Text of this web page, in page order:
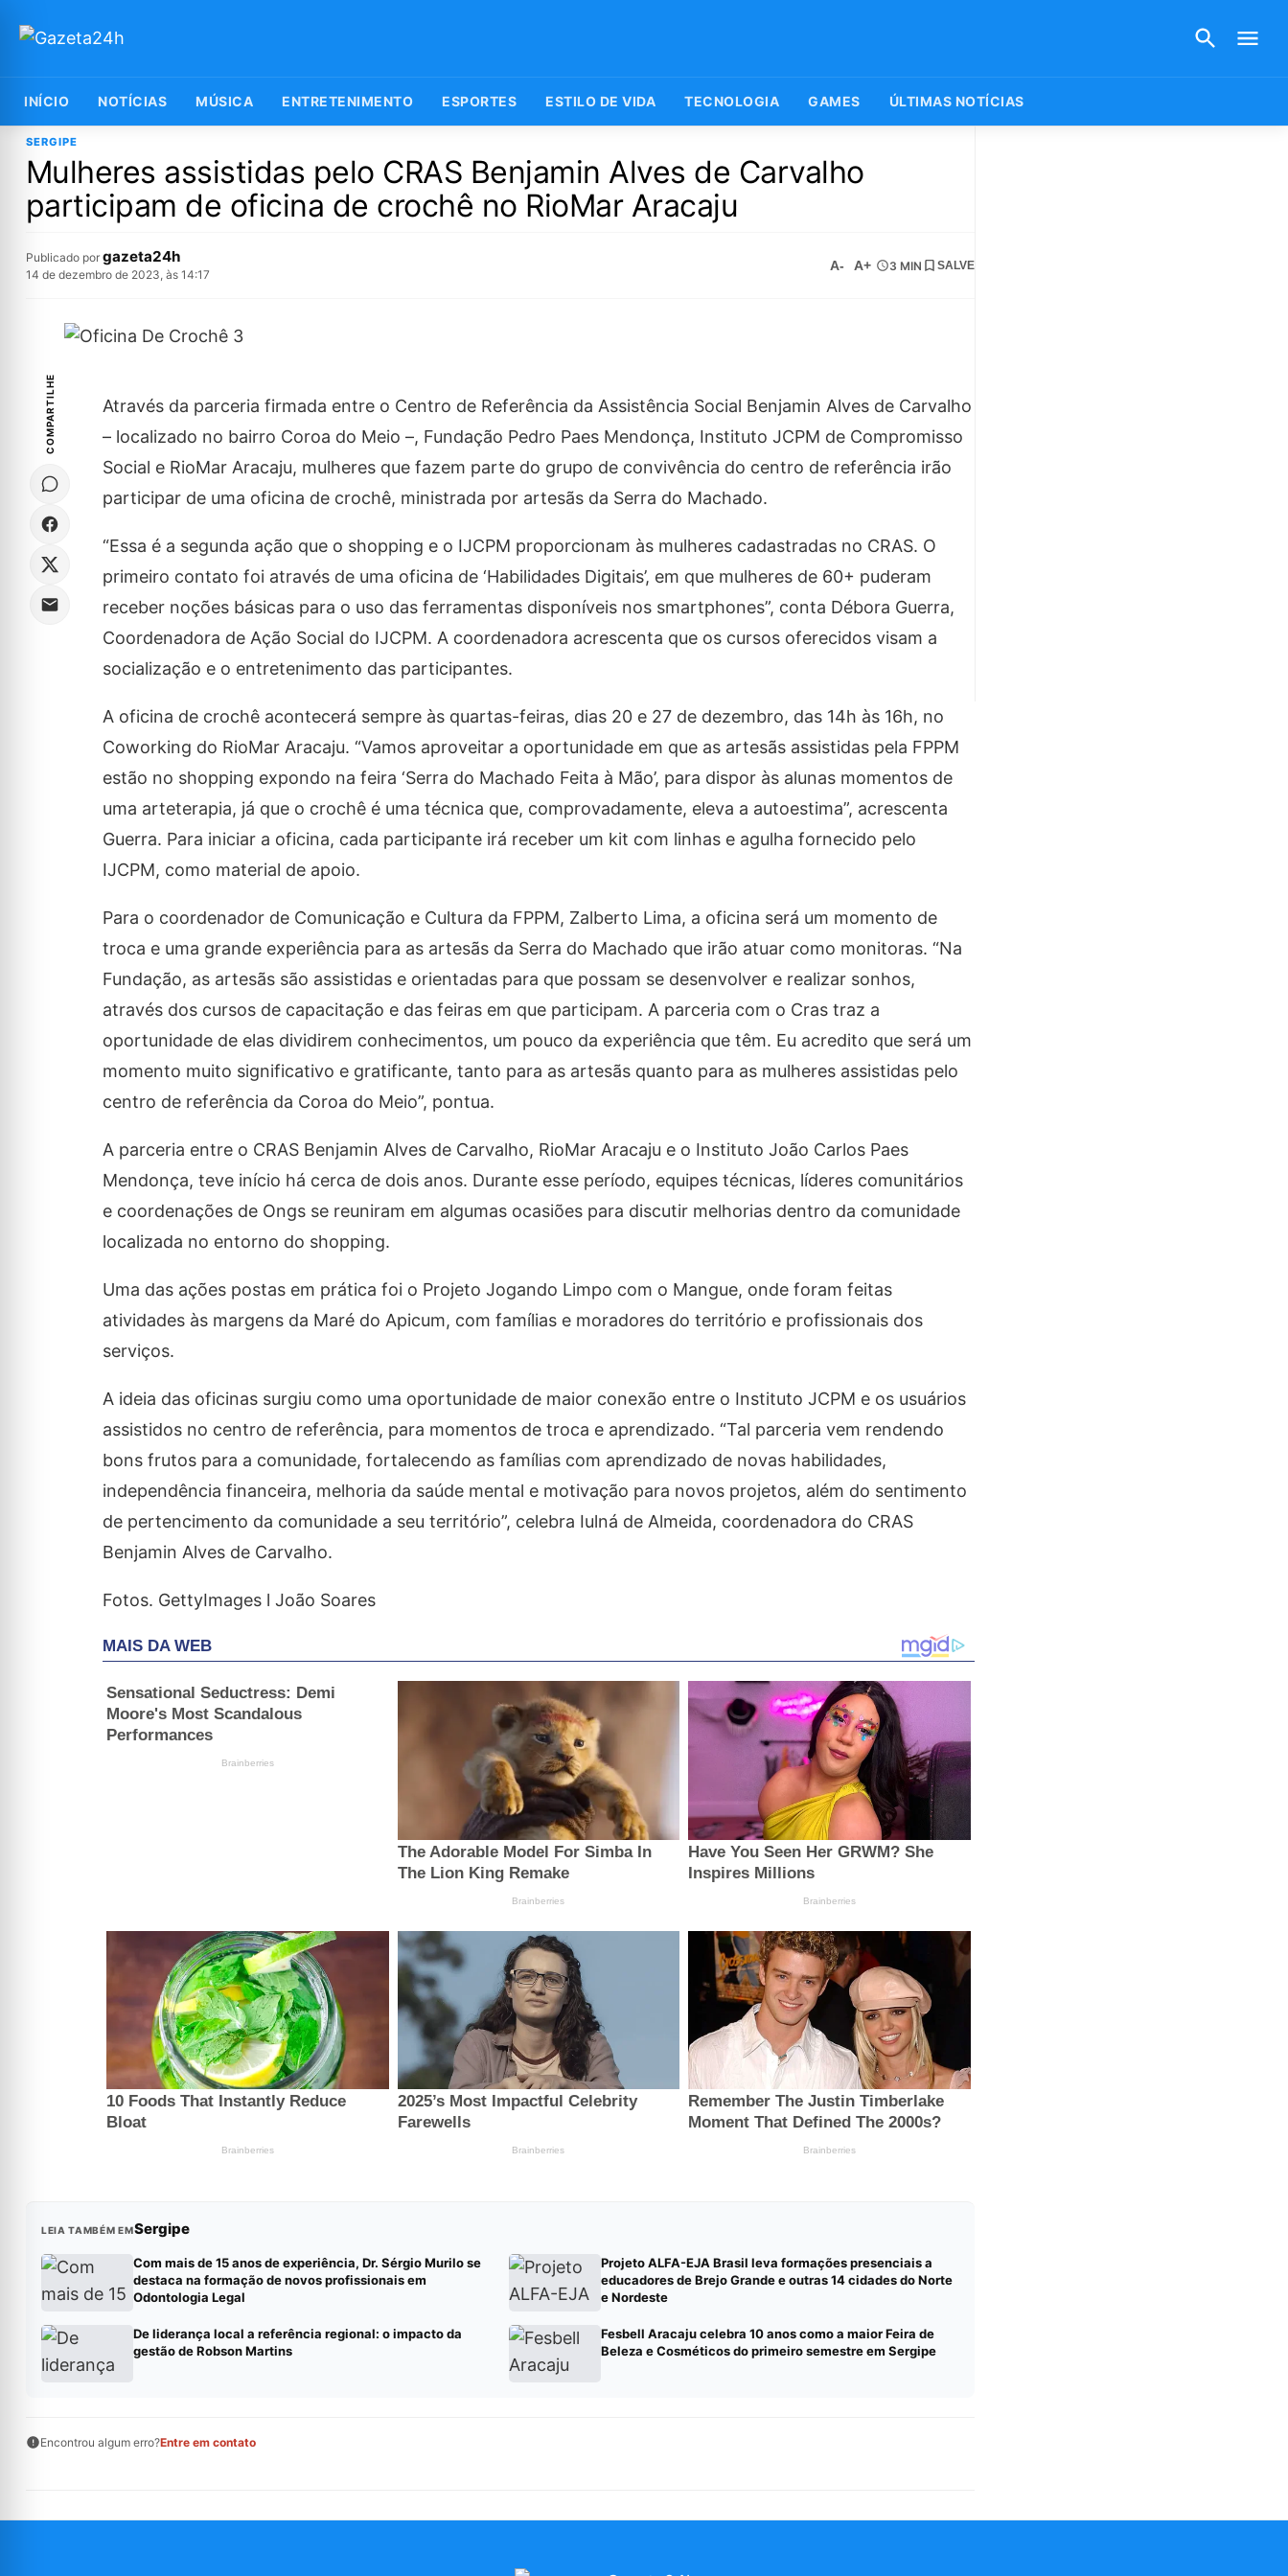
INÍCIO NOTÍCIAS MÚSICA ENTRETENIMENTO ESPORTES ESTILO DE VIDA TECNOLOGIA GAMES ÚLTIMAS NOTÍCIAS
SERGIPE
Mulheres assistidas pelo CRAS Benjamin Alves de Carvalho
participam de oficina de crochê no RioMar Aracaju
Publicado por gazeta24h
14 de dezembro de 2023, às 14:17
A- A+ 3 MIN SALVE
COMPARTILHE
Através da parceria firmada entre o Centro de Referência da Assistência Social Benjamin Alves de Carvalho
– localizado no bairro Coroa do Meio –, Fundação Pedro Paes Mendonça, Instituto JCPM de Compromisso
Social e RioMar Aracaju, mulheres que fazem parte do grupo de convivência do centro de referência irão
participar de uma oficina de crochê, ministrada por artesãs da Serra do Machado.
“Essa é a segunda ação que o shopping e o IJCPM proporcionam às mulheres cadastradas no CRAS. O
primeiro contato foi através de uma oficina de ‘Habilidades Digitais’, em que mulheres de 60+ puderam
receber noções básicas para o uso das ferramentas disponíveis nos smartphones”, conta Débora Guerra,
Coordenadora de Ação Social do IJCPM. A coordenadora acrescenta que os cursos oferecidos visam a
socialização e o entretenimento das participantes.
A oficina de crochê acontecerá sempre às quartas-feiras, dias 20 e 27 de dezembro, das 14h às 16h, no
Coworking do RioMar Aracaju. “Vamos aproveitar a oportunidade em que as artesãs assistidas pela FPPM
estão no shopping expondo na feira ‘Serra do Machado Feita à Mão’, para dispor às alunas momentos de
uma arteterapia, já que o crochê é uma técnica que, comprovadamente, eleva a autoestima”, acrescenta
Guerra. Para iniciar a oficina, cada participante irá receber um kit com linhas e agulha fornecido pelo
IJCPM, como material de apoio.
Para o coordenador de Comunicação e Cultura da FPPM, Zalberto Lima, a oficina será um momento de
troca e uma grande experiência para as artesãs da Serra do Machado que irão atuar como monitoras. “Na
Fundação, as artesãs são assistidas e orientadas para que possam se desenvolver e realizar sonhos,
através dos cursos de capacitação e das feiras em que participam. A parceria com o Cras traz a
oportunidade de elas dividirem conhecimentos, um pouco da experiência que têm. Eu acredito que será um
momento muito significativo e gratificante, tanto para as artesãs quanto para as mulheres assistidas pelo
centro de referência da Coroa do Meio”, pontua.
A parceria entre o CRAS Benjamin Alves de Carvalho, RioMar Aracaju e o Instituto João Carlos Paes
Mendonça, teve início há cerca de dois anos. Durante esse período, equipes técnicas, líderes comunitários
e coordenações de Ongs se reuniram em algumas ocasiões para discutir melhorias dentro da comunidade
localizada no entorno do shopping.
Uma das ações postas em prática foi o Projeto Jogando Limpo com o Mangue, onde foram feitas
atividades às margens da Maré do Apicum, com famílias e moradores do território e profissionais dos
serviços.
A ideia das oficinas surgiu como uma oportunidade de maior conexão entre o Instituto JCPM e os usuários
assistidos no centro de referência, para momentos de troca e aprendizado. “Tal parceria vem rendendo
bons frutos para a comunidade, fortalecendo as famílias com aprendizado de novas habilidades,
independência financeira, melhoria da saúde mental e motivação para novos projetos, além do sentimento
de pertencimento da comunidade a seu território”, celebra Iulná de Almeida, coordenadora do CRAS
Benjamin Alves de Carvalho.
Fotos. GettyImages l João Soares
LEIA TAMBÉM EMSergipe
Com mais de 15 anos de experiência, Dr. Sérgio Murilo se
destaca na formação de novos profissionais em
Odontologia Legal
Projeto ALFA-EJA Brasil leva formações presenciais a
educadores de Brejo Grande e outras 14 cidades do Norte
e Nordeste
De liderança local a referência regional: o impacto da
gestão de Robson Martins
Fesbell Aracaju celebra 10 anos como a maior Feira de
Beleza e Cosméticos do primeiro semestre em Sergipe
Encontrou algum erro?Entre em contato